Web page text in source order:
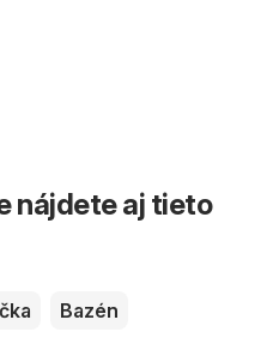
nájdete aj tieto
Bazén